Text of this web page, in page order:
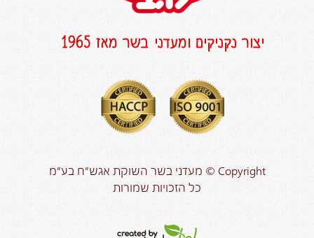
יצור נקניקים ומעדני בשר מאז 1965
Copyright © מעדני בשר השוקת אגש”ח בע”מ
כל הזכויות שמורות